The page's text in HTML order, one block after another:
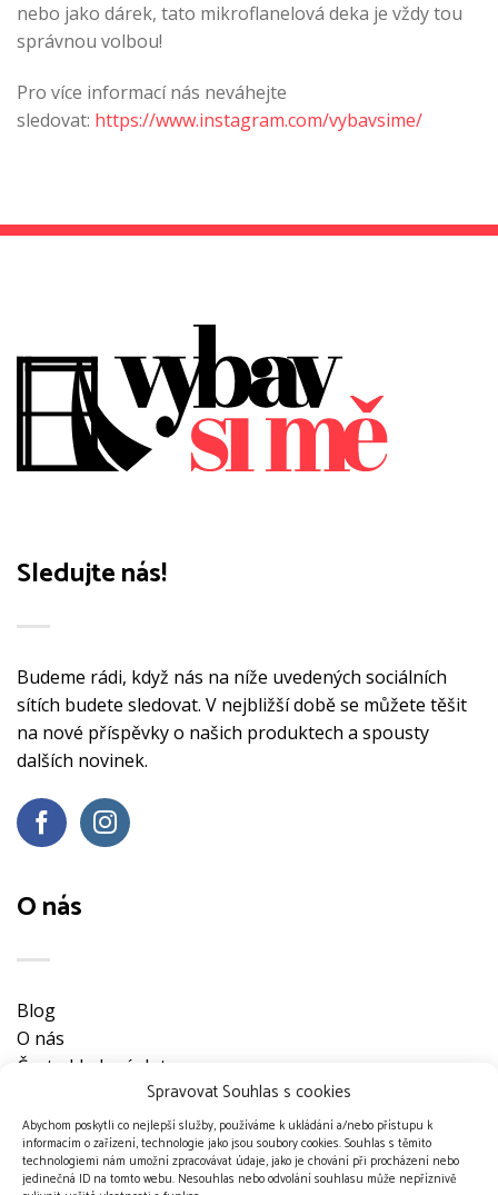
Spravovat Souhlas s cookies
Abychom poskytli co nejlepší služby, používáme k ukládání a/nebo přístupu k
informacím o zařízení, technologie jako jsou soubory cookies. Souhlas s těmito
technologiemi nám umožní zpracovávat údaje, jako je chování při procházení nebo
jedinečná ID na tomto webu. Nesouhlas nebo odvolání souhlasu může nepříznivě
nebo jako dárek, tato mikroflanelová deka je vždy tou
správnou volbou!
Pro více informací nás neváhejte
sledovat: https://www.instagram.com/vybavsime/
Sledujte nás!
Budeme rádi, když nás na níže uvedených sociálních
sítích budete sledovat. V nejbližší době se můžete těšit
na nové příspěvky o našich produktech a spousty
dalších novinek.
O nás
Blog
O nás
Často kladené dotazy
Obchodní podmínky
Nevyzvednuté objednávky
Ochrana osobních údajů